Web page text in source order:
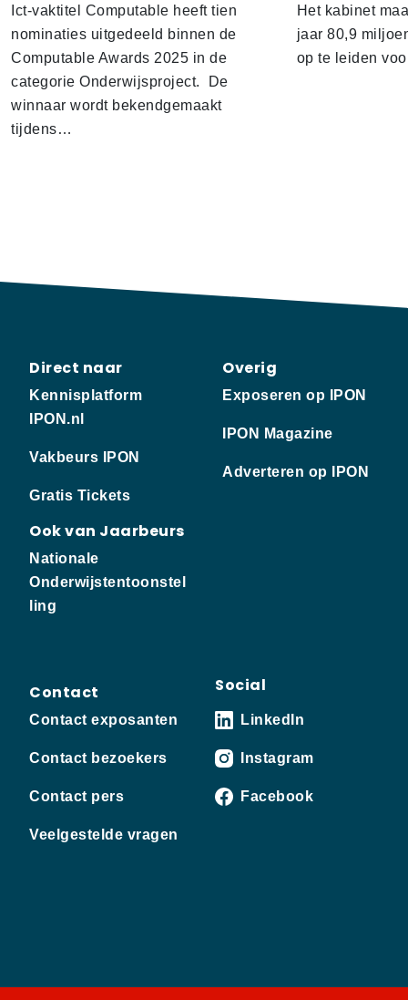
Ict-vaktitel Computable heeft tien
nominaties uitgedeeld binnen de
Computable Awards 2025 in de
categorie Onderwijsproject. De
winnaar wordt bekendgemaakt
tijdens…
Het kabinet
jaar 80,9
op te leiden
Direct naar
Kennisplatform
IPON.nl
Vakbeurs IPON
Gratis Tickets
Ook van Jaarbeurs
Nationale
Onderwijstentoonstel
ling
Overig
Exposeren op IPON
IPON Magazine
Adverteren op IPON
Contact
Contact exposanten
Contact bezoekers
Contact pers
Veelgestelde vragen
Social
LinkedIn
Instagram
Facebook